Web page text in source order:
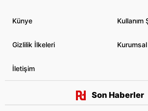
Künye Kullanım
Gizlilik İlkeleri Kurumsal
İletişim
Son Haberler